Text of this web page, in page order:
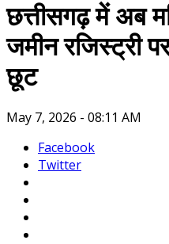
छत्तीसगढ़ में अब
जमीन रजिस्ट्री
छूट
May 7, 2026 - 08:11 AM
Facebook
Twitter